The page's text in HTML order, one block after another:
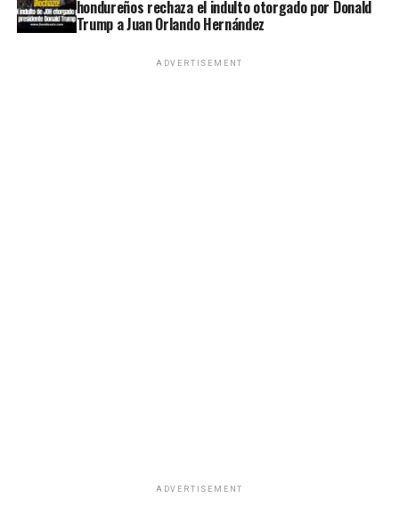
hondureños rechaza el indulto otorgado por Donald
Trump a Juan Orlando Hernández
ADVERTISEMENT
ADVERTISEMENT